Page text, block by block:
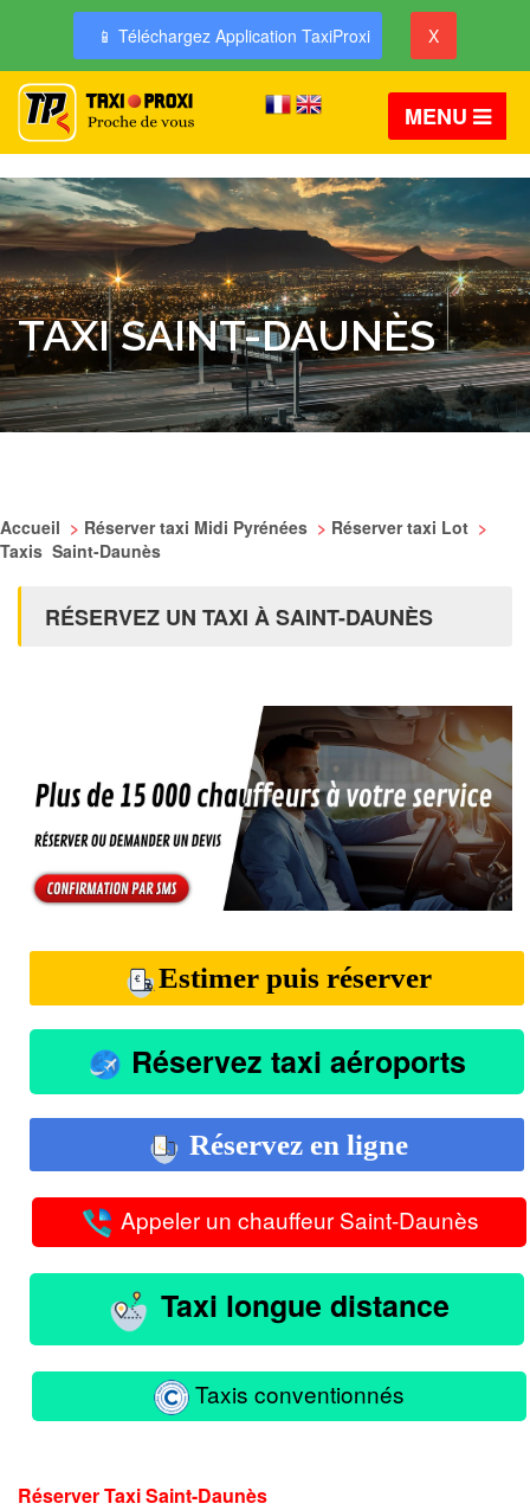
📱 Téléchargez Application TaxiProxi X
MENU
TAXI SAINT-DAUNÈS
Accueil > Réserver taxi Midi Pyrénées > Réserver taxi Lot >
Taxis Saint-Daunès
RÉSERVEZ UN TAXI À SAINT-DAUNÈS
Estimer puis réserver
Réservez taxi aéroports
Réservez en ligne
Appeler un chauffeur Saint-Daunès
Taxi longue distance
Taxis conventionnés
Réserver Taxi Saint-Daunès